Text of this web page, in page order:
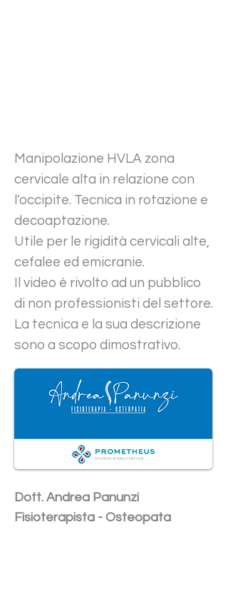
Manipolazione HVLA zona
cervicale alta in relazione con
l'occipite. Tecnica in rotazione e
decoaptazione.
Utile per le rigidità cervicali alte,
cefalee ed emicranie.
Il video è rivolto ad un pubblico
di non professionisti del settore.
La tecnica e la sua descrizione
sono a scopo dimostrativo.
Dott. Andrea Panunzi
Fisioterapista - Osteopata